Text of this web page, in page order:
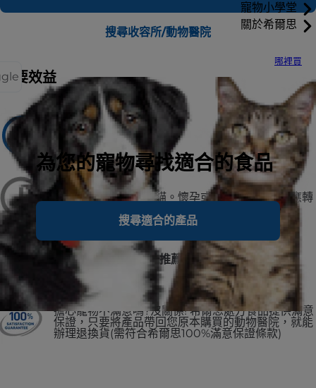
寵物小學堂
關於希爾思
哪裡買
為您的寵物尋找適合的食品
搜尋適合的產品
搜尋收容所/動物醫院
主要效益
建議用於
1-6歲成貓
不建議用於
幼貓、懷孕或授乳母貓。懷孕或授乳期間，愛貓應轉
No.1 美國獸醫師第一推薦
擔心寵物不滿意嗎?沒關係! 希爾思處方食品提供滿意
保證，只要將產品帶回您原本購買的動物醫院，就能
辦理退換貨(需符合希爾思100%滿意保證條款)